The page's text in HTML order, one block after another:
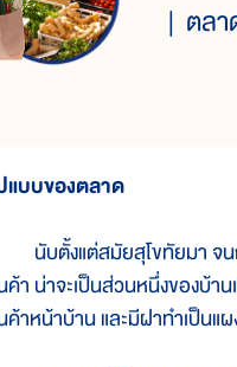
ตลา
แบบของตลาด
นับตั้งแต่สมัยสุโขทัยมา จนก
า น่าจะเป็นส่วนหนึ่งของบ้า
าหน้าบ้าน และมีฝาทำเป็นแ